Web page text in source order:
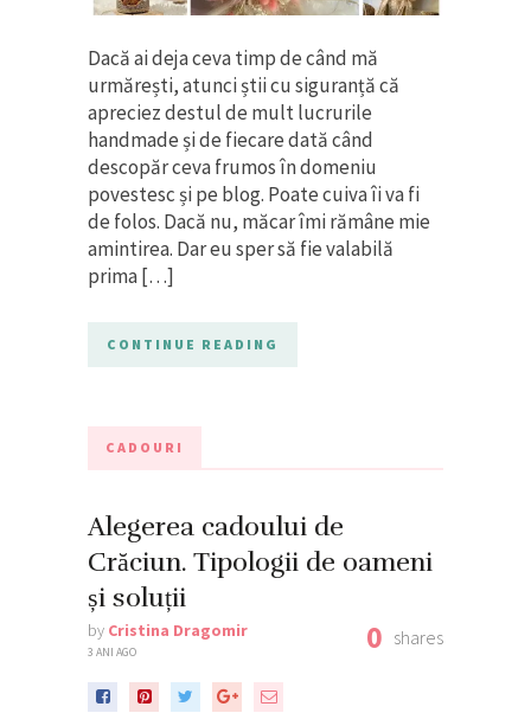
Dacă ai deja ceva timp de când mă
urmărești, atunci știi cu siguranță că
apreciez destul de mult lucrurile
handmade și de fiecare dată când
descopăr ceva frumos în domeniu
povestesc și pe blog. Poate cuiva îi va fi
de folos. Dacă nu, măcar îmi rămâne mie
amintirea. Dar eu sper să fie valabilă
prima […]
CONTINUE READING
CADOURI
Alegerea cadoului de
Crăciun. Tipologii de oameni
și soluții
by Cristina Dragomir
3 ANI AGO 0 shares